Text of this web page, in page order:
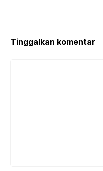
Tinggalkan komentar